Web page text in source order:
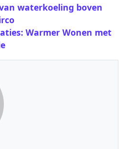
waterkoeling boven
Warmer Wonen met